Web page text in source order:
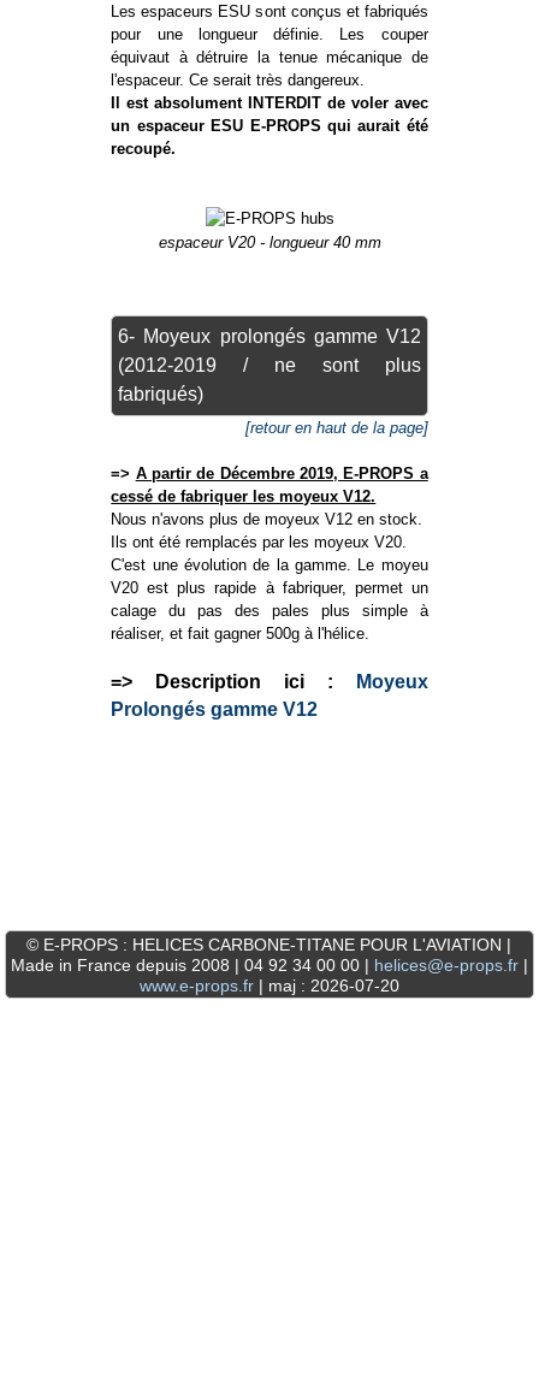
Les espaceurs ESU sont conçus et fabriqués
pour une longueur définie. Les couper
équivaut à détruire la tenue mécanique de
l'espaceur. Ce serait très dangereux.
Il est absolument INTERDIT de voler avec
un espaceur ESU E-PROPS qui aurait été
recoupé.
espaceur V20 - longueur 40 mm
6- Moyeux prolongés gamme V12
(2012-2019 / ne sont plus
fabriqués)
[retour en haut de la page]
=> A partir de Décembre 2019, E-PROPS a
cessé de fabriquer les moyeux V12.
Nous n'avons plus de moyeux V12 en stock.
Ils ont été remplacés par les moyeux V20.
C'est une évolution de la gamme. Le moyeu
V20 est plus rapide à fabriquer, permet un
calage du pas des pales plus simple à
réaliser, et fait gagner 500g à l'hélice.
=> Description ici :
Moyeux
Prolongés gamme V12
© E-PROPS : HELICES CARBONE-TITANE POUR L'AVIATION |
Made in France depuis 2008 | 04 92 34 00 00 | helices@e-props.fr|
www.e-props.fr| maj : 2026-07-20